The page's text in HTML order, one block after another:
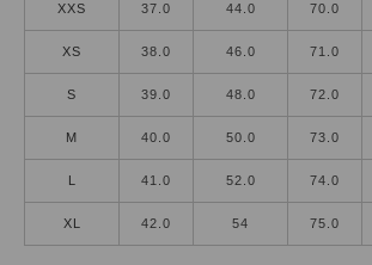
XXS 37.0 44.0 70.0
XS 38.0 46.0 71.0
S 39.0 48.0 72.0
M 40.0 50.0 73.0
L 41.0 52.0 74.0
XL 42.0 54 75.0